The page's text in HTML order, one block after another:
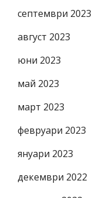
септември 2023
август 2023
юни 2023
май 2023
март 2023
февруари 2023
януари 2023
декември 2022